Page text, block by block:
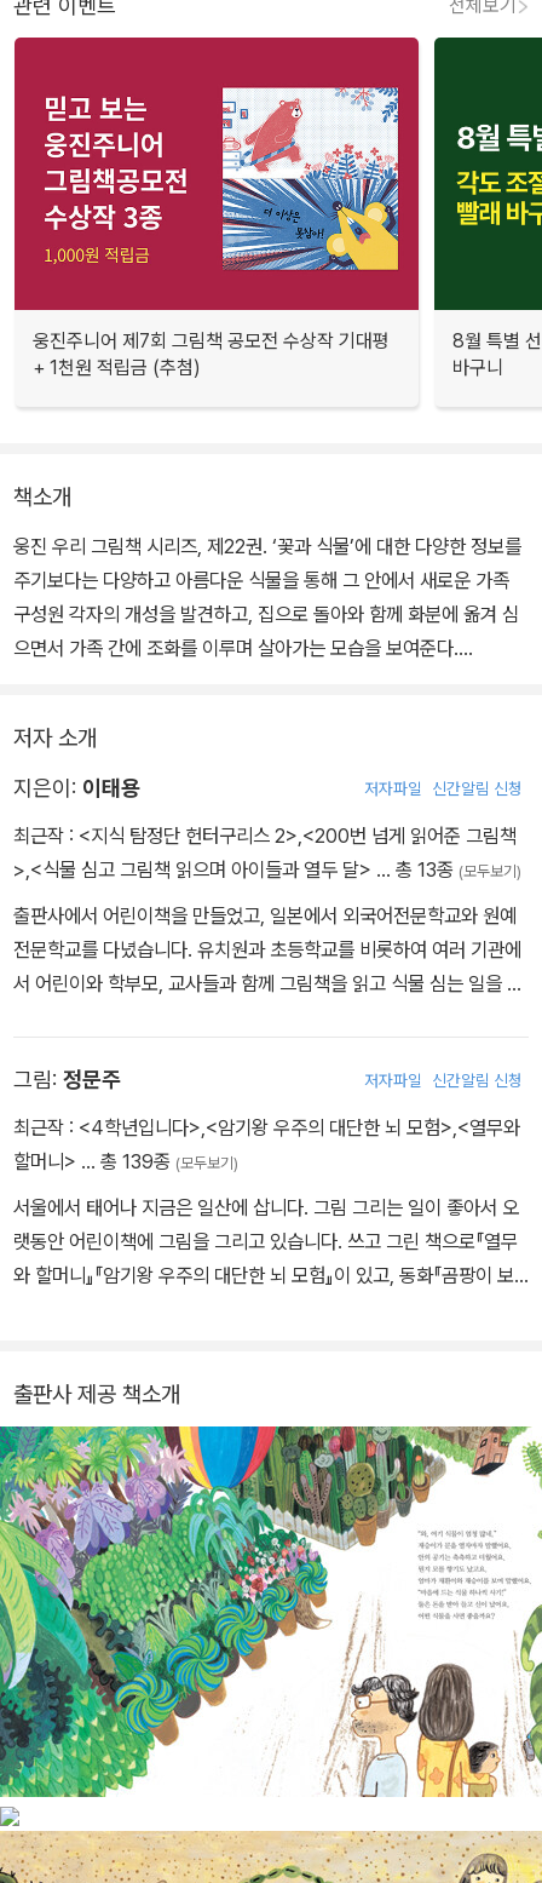
관련 이벤트 전체보기
웅진주니어 제7회 그림책 공모전 수상작 기대평
+ 1천원 적립금 (추첨)
8월 특별
바구니
책소개
웅진 우리 그림책 시리즈, 제22권. ‘꽃과 식물’에 대한 다양한 정보를
주기보다는 다양하고 아름다운 식물을 통해 그 안에서 새로운 가족
구성원 각자의 개성을 발견하고, 집으로 돌아와 함께 화분에 옮겨 심
으면서 가족 간에 조화를 이루며 살아가는 모습을 보여준다.
이다. 각자가 정성스럽게 심은 식물들은 물과 양분, 햇빛을 나눠 먹으
며 새로운 곳에서 자라게 된다. 또, 각자 자라온 환경도 다르고, 모습
시장이 된다. 서로 조화를 이루며 자라는 식물들의 모습은 흡사 가족
과 닮아 있는 것 같다.
저자 소개
지은이: 이태용 저자파일 신간알림 신청
최근작 : <지식 탐정단 헌터구리스 2>,<200번 넘게 읽어준 그림책
>,<식물 심고 그림책 읽으며 아이들과 열두 달> … 총 13종 (모두보기)
출판사에서 어린이책을 만들었고, 일본에서 외국어전문학교와 원예
전문학교를 다녔습니다. 유치원과 초등학교를 비롯하여 여러 기관에
서 어린이와 학부모, 교사들과 함께 그림책을 읽고 식물 심는 일을 하
림책』, 『지식 탐정단 헌터구리스 2-플라워랜드의 샤랄라 꿀단지 도난
사건』 등을 썼고, 『재미있는 식물 산책 도감』을 우리말로 옮겼습니다.
그림: 정문주 저자파일 신간알림 신청
최근작 : <4학년입니다>,<암기왕 우주의 대단한 뇌 모험>,<열무와
할머니> … 총 139종 (모두보기)
서울에서 태어나 지금은 일산에 삽니다. 그림 그리는 일이 좋아서 오
랫동안 어린이책에 그림을 그리고 있습니다. 쓰고 그린 책으로『열무
와 할머니』『암기왕 우주의 대단한 뇌 모험』이 있고, 동화『곰팡이 보
출판사 제공 책소개